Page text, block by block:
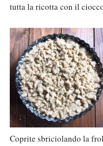
tutta la ricotta con il
Coprite sbriciolando la